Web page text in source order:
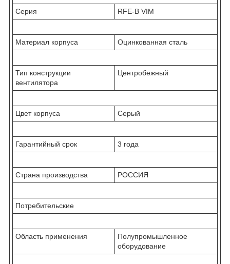
Серия RFE-B VIM
Материал корпуса Оцинкованная сталь
Тип конструкции
вентилятора
Центробежный
Цвет корпуса Серый
Гарантийный срок 3 года
Страна производства РОССИЯ
Потребительские
Область применения
Полупромышленное
оборудование